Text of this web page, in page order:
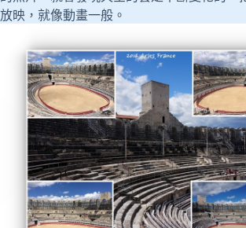
放映，就像動畫一般。